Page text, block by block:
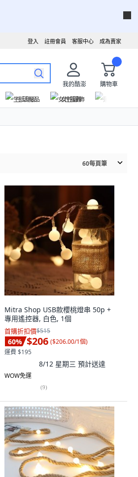
成為賣家
客服中心
註冊會員
登入
我的酷澎
購物車
生活用品 女性服飾
60每頁筆
Mitra Shop USB款櫻桃燈串 50p +
專用遙控器, 白色, 1個
首購折扣價$515
60% $206 ($206.00/1個)
運費 $195
8/12 星期三 預計送達
WOW免運
(9)